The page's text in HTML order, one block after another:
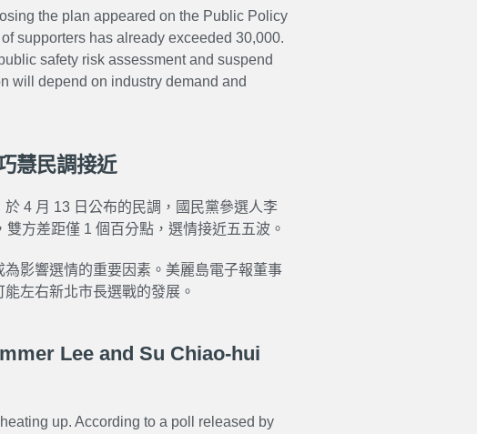
the plan appeared on the Public Policy
supporters has already exceeded 30,000.
safety risk assessment and suspend
will depend on industry demand and
慧民調接近
4 月 13 日公布的民調，國民黨參選人李
方差距僅 1 個百分點，選情接近五五波。
影響選情的重要因素。美麗島電子報董事
左右新北市長選戰的發展。
Lee and Su Chiao-hui
up. According to a poll released by